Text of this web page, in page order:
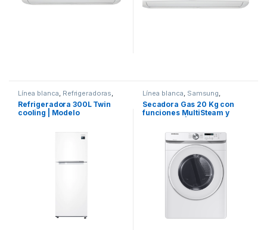
Línea blanca, Refrigeradoras,
Samsung
Refrigeradora 300L Twin
cooling | Modelo
Línea blanca, Samsung,
Secadoras
Secadora Gas 20 Kg con
funciones MultiSteam y